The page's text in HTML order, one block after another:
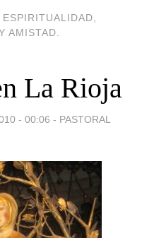
AMISTAD.
La Rioja
- 00:06 - PASTORAL